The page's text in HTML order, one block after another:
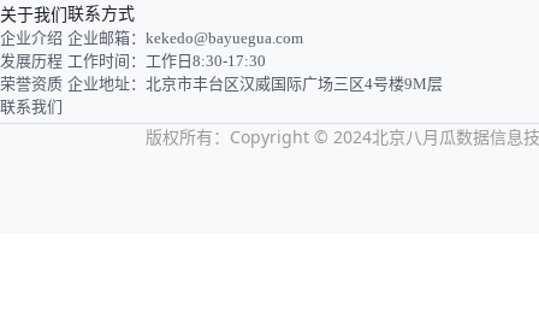
关于我们
企业介绍
发展历程
荣誉资质
联系我们
联系方式
企业邮箱：kekedo@bayuegua.com
工作时间：工作日8:30-17:30
企业地址：北京市丰台区汉威国际广场三区4号楼9M层
版权所有：Copyright © 2024北京八月瓜数据信息